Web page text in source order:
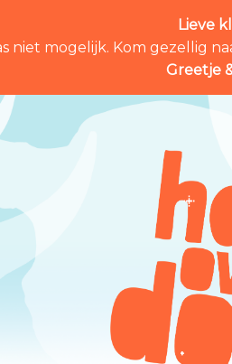
Lieve
niet mogelijk. Kom gezellig
Greetje